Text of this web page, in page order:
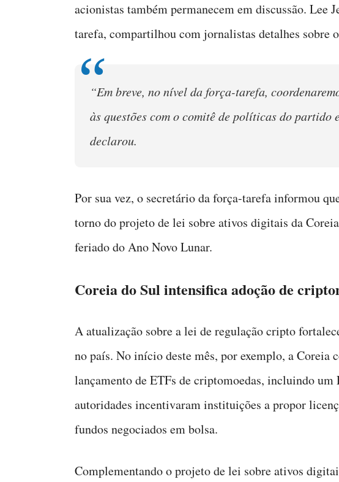
acionistas também permanecem em discussão. Lee
tarefa, compartilhou com jornalistas detalhes sobre
“Em breve, no nível da força-tarefa,
às questões com o comitê de políticas do partido
declarou.
Por sua vez, o secretário da força-tarefa informou
torno do projeto de lei sobre ativos digitais da
feriado do Ano Novo Lunar.
Coreia do Sul intensifica adoção de
A atualização sobre a lei de regulação cripto
no país. No início deste mês, por exemplo, a Coreia
lançamento de ETFs de criptomoedas, incluindo
autoridades incentivaram instituições a propor
fundos negociados em bolsa.
Complementando o projeto de lei sobre ativos